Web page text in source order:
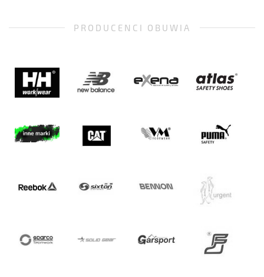
PRODUCENCI OBUWIA